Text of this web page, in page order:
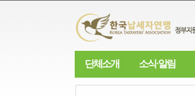
단체소개 소식·알림